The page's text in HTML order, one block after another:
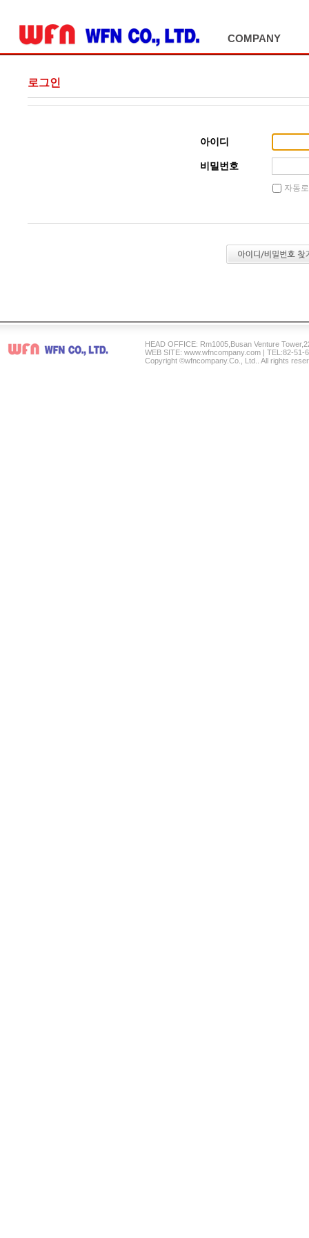
COMPANY
로그인
아이디
비밀번호
자동
HEAD OFFICE: Rm1005,Busan Venture
WEB SITE: www.wfncompany.com | TEL:82-
Copyright ©wfncompany.Co., Ltd.. All rights